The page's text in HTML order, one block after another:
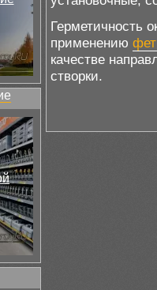
Герметичность
применению
качестве
створки.